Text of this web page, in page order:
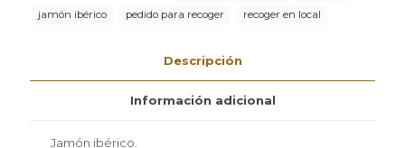
jamón ibérico
pedido para recoger recoger en local
Descripción
Información adicional
Jamón ibérico.